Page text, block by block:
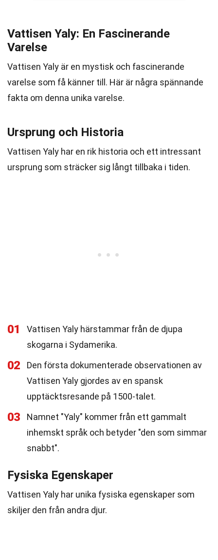
Vattisen Yaly: En Fascinerande
Varelse
Vattisen Yaly är en mystisk och fascinerande
varelse som få känner till. Här är några spännande
fakta om denna unika varelse.
Ursprung och Historia
Vattisen Yaly har en rik historia och ett intressant
ursprung som sträcker sig långt tillbaka i tiden.
01
Vattisen Yaly härstammar från de djupa
skogarna i Sydamerika.
02
Den första dokumenterade observationen av
Vattisen Yaly gjordes av en spansk
upptäcktsresande på 1500-talet.
03
Namnet "Yaly" kommer från ett gammalt
inhemskt språk och betyder "den som simmar
snabbt".
Fysiska Egenskaper
Vattisen Yaly har unika fysiska egenskaper som
skiljer den från andra djur.